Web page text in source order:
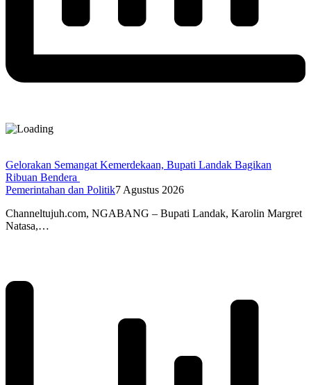
Gelorakan Semangat Kemerdekaan, Bupati Landak Bagikan
Ribuan Bendera
Pemerintahan dan Politik7 Agustus 2026
Channeltujuh.com, NGABANG – Bupati Landak, Karolin Margret
Natasa,…